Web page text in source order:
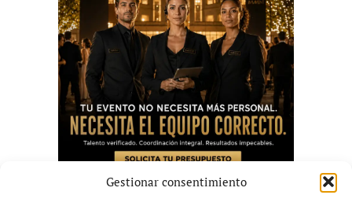
Gestionar consentimiento